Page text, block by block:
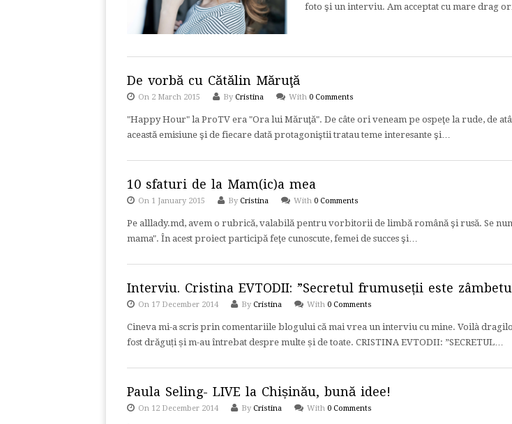
foto şi un interviu. Am acceptat cu mare drag
De vorbă cu Cătălin Măruţă
On 2 March 2015 By Cristina With 0 Comments
"Happy Hour" la ProTV era "Ora lui Măruţă". De câte ori veneam pe ospeţe la rude, de
această emisiune şi de fiecare dată protagoniştii tratau teme interesante şi…
10 sfaturi de la Mam(ic)a mea
On 1 January 2015 By Cristina With 0 Comments
Pe alllady.md, avem o rubrică, valabilă pentru vorbitorii de limbă română şi rusă. Se
mama". În acest proiect participă feţe cunoscute, femei de succes şi…
Interviu. Cristina EVTODII: ”Secretul frumuseții este
On 17 December 2014 By Cristina With 0 Comments
Cineva mi-a scris prin comentariile blogului că mai vrea un interviu cu mine. Voilà
fost drăguți și m-au întrebat despre multe și de toate. CRISTINA EVTODII: ”SECRETUL…
Paula Seling- LIVE la Chișinău, bună idee!
On 12 December 2014 By Cristina With 0 Comments